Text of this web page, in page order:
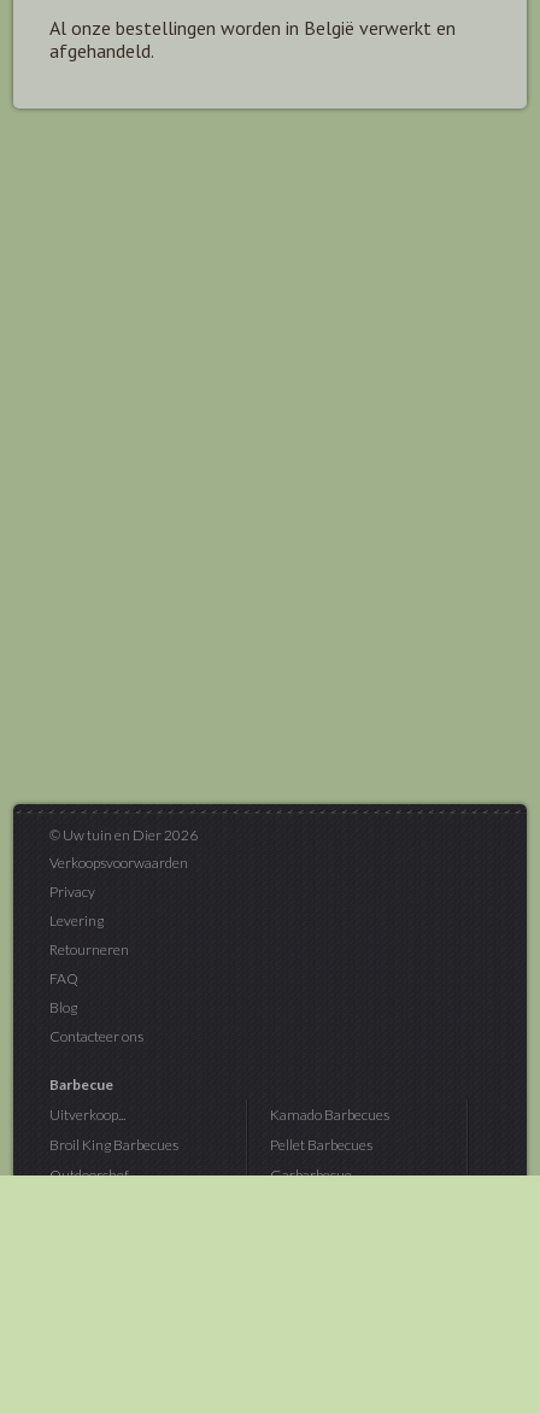
Al onze bestellingen worden in België verwerkt en
afgehandeld.
© Uw tuin en Dier 2026
Verkoopsvoorwaarden
Privacy
Levering
Retourneren
FAQ
Blog
Contacteer ons
Barbecue
Uitverkoop...
Broil King Barbecues
Outdoorchef...
Kamado Barbecues
Pellet Barbecues
Gasbarbecue